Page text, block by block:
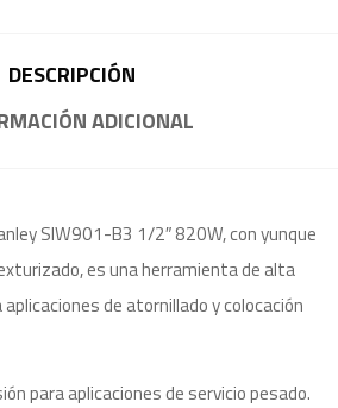
DESCRIPCIÓN
ADICIONAL
SIW901-B3 1/2″ 820W, con yunque
es una herramienta de alta
de atornillado y colocación
para aplicaciones de servicio pesado.